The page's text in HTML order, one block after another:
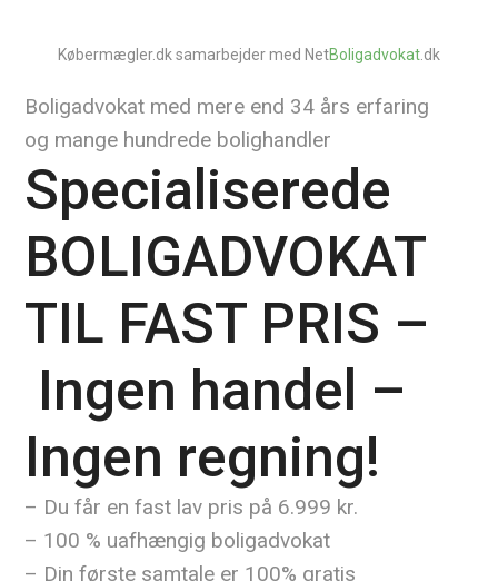
Købermægler.dk samarbejder med NetBoligadvokat .dk
Boligadvokat med mere end 34 års erfaring
og mange hundrede bolighandler
Specialiserede
BOLIGADVOKAT
TIL FAST PRIS –
Ingen handel –
Ingen regning!
– Du får en fast lav pris på 6.999 kr.
– 100 % uafhængig boligadvokat
– Din første samtale er 100% gratis